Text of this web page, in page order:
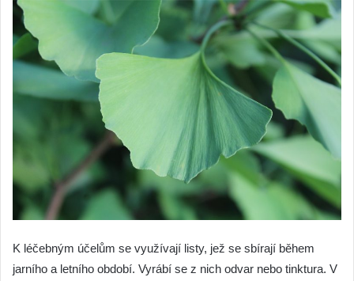
K léčebným účelům se využívají listy, jež se sbírají během
jarního a letního období. Vyrábí se z nich odvar nebo tinktura. V